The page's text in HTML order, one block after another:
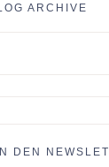
ARCHIVE
DEN